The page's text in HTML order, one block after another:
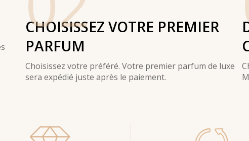
CHOISISSEZ VOTRE PREMIER
PARFUM
Choisissez votre préféré. Votre premier parfum de luxe
sera expédié juste après le paiement.